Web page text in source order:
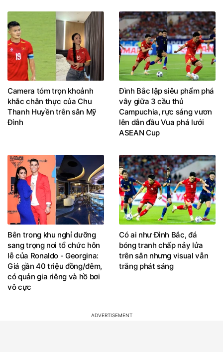
Camera tóm trọn khoảnh
khắc chân thực của Chu
Thanh Huyền trên sân Mỹ
Đình
Đình Bắc lập siêu phẩm phá
vây giữa 3 cầu thủ
Campuchia, rực sáng vươn
lên dẫn đầu Vua phá lưới
ASEAN Cup
Bên trong khu nghỉ dưỡng
sang trọng nơi tổ chức hôn
lễ của Ronaldo - Georgina:
Giá gần 40 triệu đồng/đêm,
có quản gia riêng và hồ bơi
vô cực
Có ai như Đình Bắc, đá
bóng tranh chấp nảy lửa
trên sân nhưng visual vẫn
trắng phát sáng